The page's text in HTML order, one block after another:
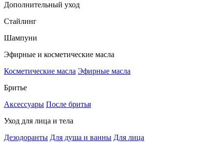
Дополнительный уход
Стайлинг
Шампуни
Эфирные и косметические масла
Косметические масла Эфирные масла
Бритье
Аксессуары После бритья
Уход для лица и тела
Дезодоранты Для душа и ванны Для лица